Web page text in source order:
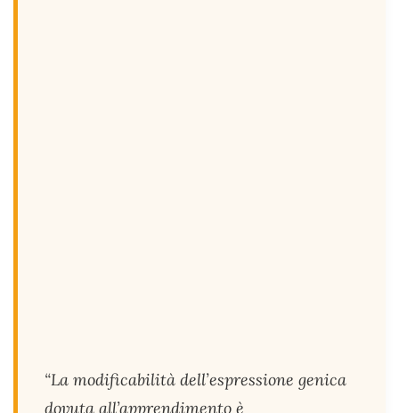
“La modificabilità dell’espressione genica
dovuta all’apprendimento è